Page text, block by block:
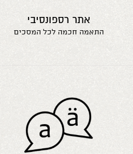
אתר רספונסיבי
התאמה חכמה לכל המסכים